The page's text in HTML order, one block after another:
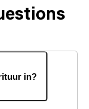
in?